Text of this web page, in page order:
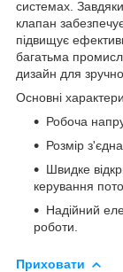
системах.
клапан
підвищує
багатьма
дизайн для
Основні
Робоча
Розмір
Швидке
керування
Надійний
роботи.
Приховати